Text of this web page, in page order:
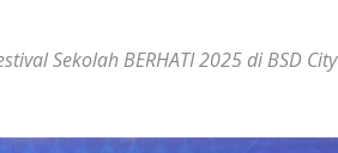
Sekolah BERHATI 2025 di BSD City